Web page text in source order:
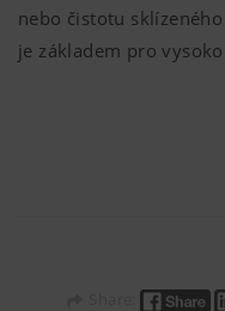
nebo čistotu
je základem pro